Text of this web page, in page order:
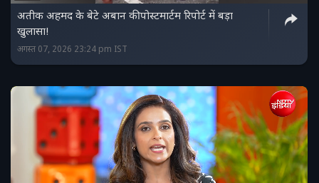
अतीक अहमद के बेटे अबान की पोस्टमार्टम रिपोर्ट में बड़ा
खुलासा!
अगस्त 07, 2026 23:24 pm IST